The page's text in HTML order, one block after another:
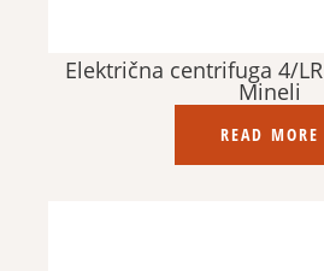
Električna centrifuga 4/
Mineli
READ MORE